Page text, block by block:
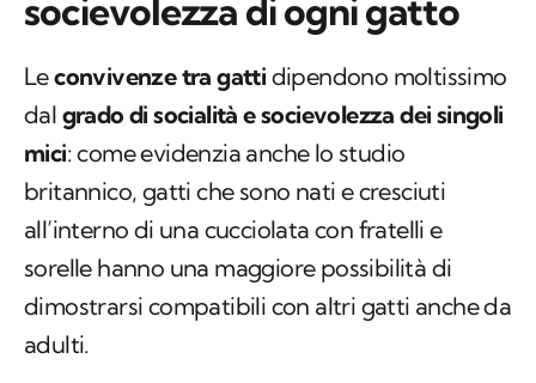
socievolezza di ogni gatto
Leconvivenze tra gatti dipendono moltissimo
dal grado di socialità e socievolezza dei singoli
mici: come evidenzia anche lo studio
britannico, gatti che sono nati e cresciuti
all’interno di una cucciolata con fratelli e
sorelle hanno una maggiore possibilità di
dimostrarsi compatibili con altri gatti anche da
adulti.